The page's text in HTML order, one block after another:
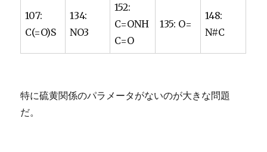
107:
C(=O)S
134:
NO3
152:
C=ONH
C=O
135: O=
148:
N#C
特に硫黄関係のパラメータがないのが大きな問題
だ。